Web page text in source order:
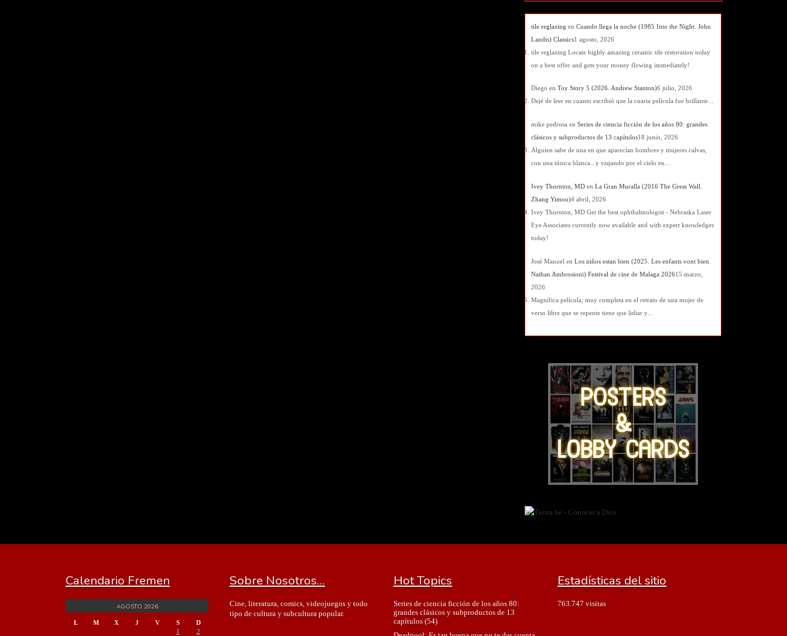
tile reglazing en Cuando llega la noche (1985 Into the Night. John
Landis) Classics1 agosto, 2026
tile reglazing Locate highly amazing ceramic tile restoration today
on a best offer and gets your money flowing immediately!
Diego en Toy Story 5 (2026. Andrew Stanton)6 julio, 2026
Dejé de leer en cuanto escribió que la cuarta película fue brillante...
mike pedrosa en Series de ciencia ficción de los años 80: grandes
clásicos y subproductos de 13 capítulos18 junio, 2026
Alguien sabe de una en que aparecían hombres y mujeres calvas,
con una túnica blanca...y viajando por el cielo en…
Ivey Thornton, MD en La Gran Muralla (2016 The Great Wall.
Zhang Yimou)4 abril, 2026
Ivey Thornton, MD Get the best ophthalmologist - Nebraska Laser
Eye Associates currently now available and with expert knowledges
today!
José Manuel en Los niños estan bien (2025. Les enfants vont bien.
Nathan Ambrosioni) Festival de cine de Malaga 202615 marzo,
2026
Magnífica película; muy completa en el retrato de una mujer de
verso libre que se repente tiene que lidiar y…
Calendario Fremen
AGOSTO 2026
L M X J V S
D
1
2
Sobre Nosotros…
Cine, literatura, comics, videojuegos y todo
tipo de cultura y subcultura popular.
Hot Topics
Series de ciencia ficción de los años 80:
grandes clásicos y subproductos de 13
capítulos(54)
Estadísticas del sitio
763.747 visitas